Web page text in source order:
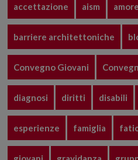
accettazione aism amore
barriere architettoniche
Convegno Giovani
diagnosi diritti disabili
esperienze famiglia